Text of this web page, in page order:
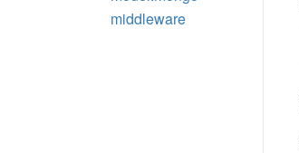
middleware